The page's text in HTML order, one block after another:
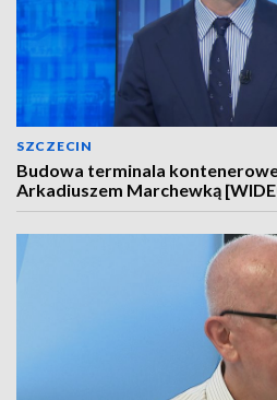
SZCZECIN
Budowa terminala
Arkadiuszem Marchewką